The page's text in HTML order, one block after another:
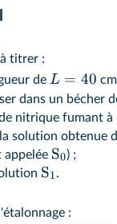
titrer :
de L = 40
dans un bécher
nitrique fumant à
solution obtenue
appelée S0) ;
S1.
: